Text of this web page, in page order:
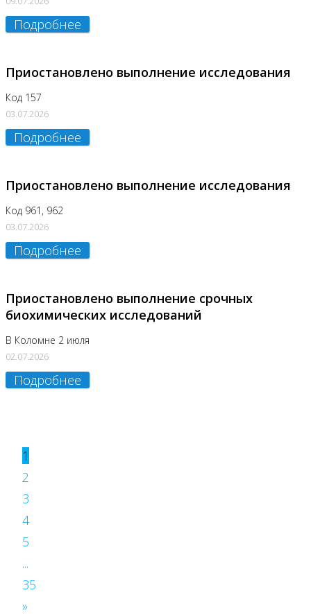
Подробнее
Приостановлено выполнение исследования
Код 157
03.07.2026
Подробнее
Приостановлено выполнение исследования
Код 961, 962
03.07.2026
Подробнее
Приостановлено выполнение срочных
биохимических исследований
В Коломне 2 июля
02.07.2026
Подробнее
1
2
3
4
5
...
35
»